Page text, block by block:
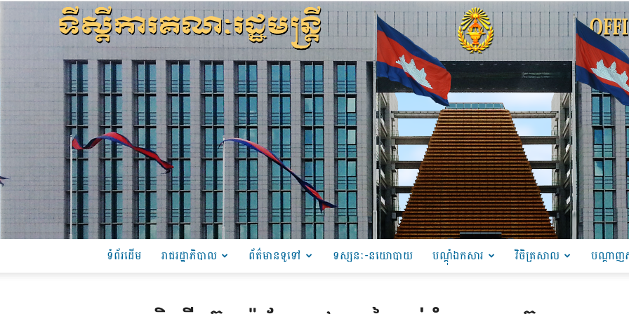
ទំព័រដើម រាជរដ្ឋាភិបាល ព័ត៌មានទូទៅ ទស្សនៈ-នយោបាយ បណ្ដុំឯកសារ វិចិត្រសាល បណ្តាញ